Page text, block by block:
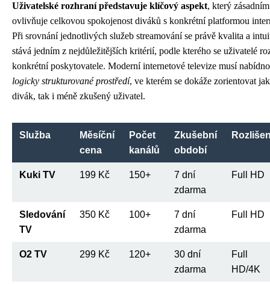
Uživatelské rozhraní představuje klíčový aspekt, který
ovlivňuje celkovou spokojenost diváků s konkrétní platformou
Při srovnání jednotlivých služeb streamování se právě kvalita a
stává jedním z nejdůležitějších kritérií, podle kterého se uživatelé
konkrétní poskytovatele. Moderní internetové televize musí
logicky strukturované prostředí, ve kterém se dokáže zorientovat
divák, tak i méně zkušený uživatel.
Služba
Měsíční
cena
Počet
kanálů
Zkušební
období
Kuki TV 199 Kč 150+
7 dní
zdarma
Full HD
Sledování
TV
350 Kč 100+
7 dní
zdarma
Full HD
O2 TV 299 Kč 120+
30 dní
zdarma
Full
HD/4K